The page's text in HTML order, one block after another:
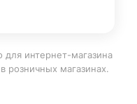
для интернет-магазина
розничных магазинах.